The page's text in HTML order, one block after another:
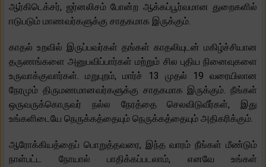
ஆர்கிடெக்சர், ஜர்னலிசம் போன்ற ஆக்கப்பூர்வமான துறைகளில்
ஈடுபடும் மாணவர்களுக்கு சாதகமாக இருக்கும்.
காதல் உறவில் இருப்பவர்கள் தங்கள் காதலியுடன் மகிழ்ச்சியான
தருணங்களை அனுபவிப்பார்கள் மற்றும் சில புதிய நினைவுகளை
உருவாக்குவார்கள். மறுபுறம், மார்ச் 13 முதல் 19 வரையிலான
நேரமும் திருமணமானவர்களுக்கு சாதகமாக இருக்கும். நீங்கள்
ஒருவருக்கொருவர் நல்ல நேரத்தை செலவிடுவீர்கள், இது
உங்களிடையே நெருக்கத்தையும் நெருக்கத்தையும் அதிகரிக்கும்.
ஆரோக்கியத்தைப் பொறுத்தவரை, இந்த வாரம் நீங்கள் மீண்டும்
நாள்பட்ட நோயால் பாதிக்கப்படலாம், எனவே உங்கள்